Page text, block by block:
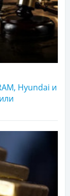
Hyundai и